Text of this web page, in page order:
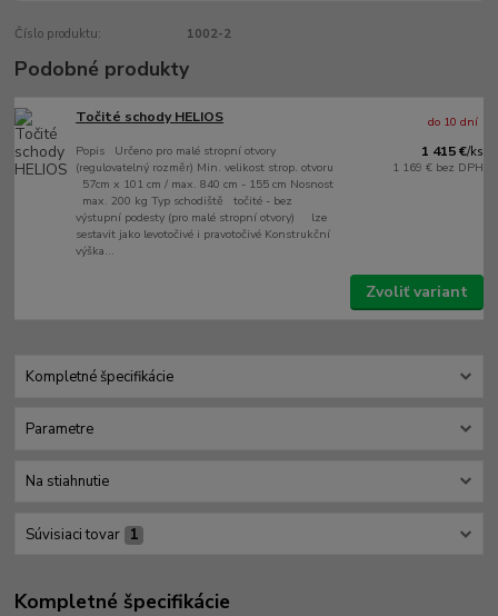
Číslo produktu: 1002-2
Podobné produkty
Točité schody HELIOS
Popis Určeno pro malé stropní otvory
(regulovatelný rozměr) Min. velikost strop. otvoru
57cm x 101 cm / max. 840 cm - 155 cm Nosnost
max. 200 kg Typ schodiště točité - bez
výstupní podesty (pro malé stropní otvory) lze
sestavit jako levotočivé i pravotočivé Konstrukční
výška...
1 415 €/ks
1 169 € bez DPH
do 10 dní
Zvoliť variant
Kompletné špecifikácie
Parametre
Na stiahnutie
Súvisiaci tovar 1
Kompletné špecifikácie